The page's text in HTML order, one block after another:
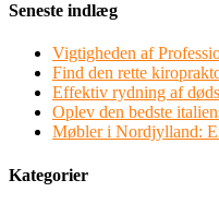
Seneste indlæg
Vigtigheden af
Find den rette
Effektiv rydning af
Oplev den bedste
Møbler i Nordjylland:
Kategorier